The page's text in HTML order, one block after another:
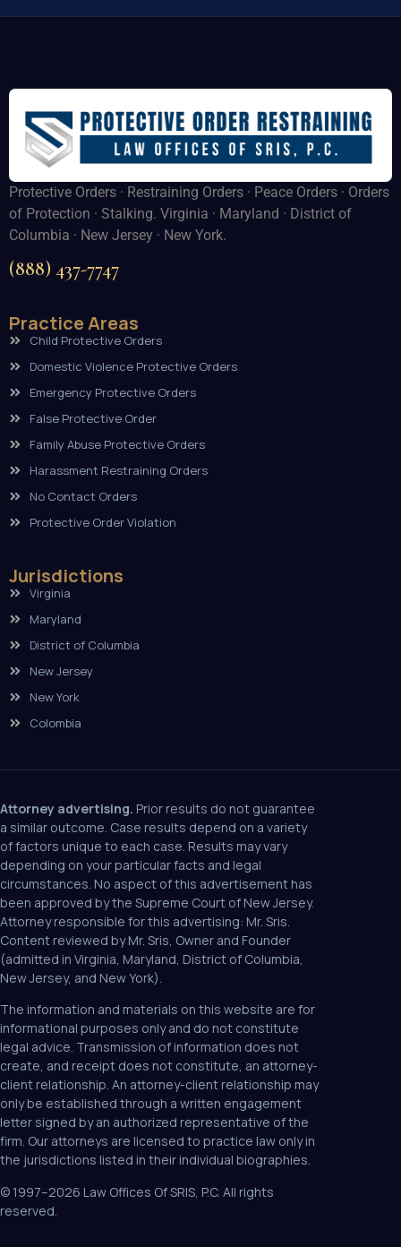
Protective Orders · Restraining Orders · Peace Orders · Orders
of Protection · Stalking. Virginia · Maryland · District of
Columbia · New Jersey · New York.
(888) 437-7747
Practice Areas
Child Protective Orders
Domestic Violence Protective Orders
Emergency Protective Orders
False Protective Order
Family Abuse Protective Orders
Harassment Restraining Orders
No Contact Orders
Protective Order Violation
Jurisdictions
Virginia
Maryland
District of Columbia
New Jersey
New York
Colombia
Attorney advertising. Prior results do not guarantee
a similar outcome. Case results depend on a variety
of factors unique to each case. Results may vary
depending on your particular facts and legal
circumstances. No aspect of this advertisement has
been approved by the Supreme Court of New Jersey.
Attorney responsible for this advertising: Mr. Sris.
Content reviewed by Mr. Sris, Owner and Founder
(admitted in Virginia, Maryland, District of Columbia,
New Jersey, and New York).
The information and materials on this website are for
informational purposes only and do not constitute
legal advice. Transmission of information does not
create, and receipt does not constitute, an attorney-
client relationship. An attorney-client relationship may
only be established through a written engagement
letter signed by an authorized representative of the
firm. Our attorneys are licensed to practice law only in
the jurisdictions listed in their individual biographies.
© 1997–2026 Law Offices Of SRIS, P.C. All rights
reserved.